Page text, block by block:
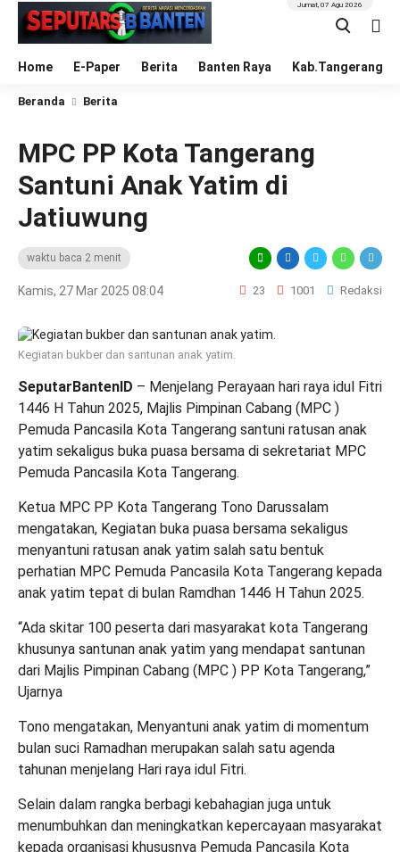
Home E-Paper Berita Banten Raya Kab.Tangerang
Jumat, 07 Agu 2026
Beranda Berita
MPC PP Kota Tangerang
Santuni Anak Yatim di
Jatiuwung
waktu baca 2 menit
Kamis, 27 Mar 2025 08:04 23 1001 Redaksi
Kegiatan bukber dan santunan anak yatim.
SeputarBantenID – Menjelang Perayaan hari raya idul Fitri
1446 H Tahun 2025, Majlis Pimpinan Cabang (MPC )
Pemuda Pancasila Kota Tangerang santuni ratusan anak
yatim sekaligus buka puasa bersama di sekretariat MPC
Pemuda Pancasila Kota Tangerang.
Ketua MPC PP Kota Tangerang Tono Darussalam
mengatakan, Kegiatan buka puasa bersama sekaligus
menyantuni ratusan anak yatim salah satu bentuk
perhatian MPC Pemuda Pancasila Kota Tangerang kepada
anak yatim tepat di bulan Ramdhan 1446 H Tahun 2025.
“Ada skitar 100 peserta dari masyarakat kota Tangerang
khusunya santunan anak yatim yang mendapat santunan
dari Majlis Pimpinan Cabang (MPC ) PP Kota Tangerang,”
Ujarnya
Tono mengatakan, Menyantuni anak yatim di momentum
bulan suci Ramadhan merupakan salah satu agenda
tahunan menjelang Hari raya idul Fitri.
Selain dalam rangka berbagi kebahagian juga untuk
menumbuhkan dan meningkatkan kepercayaan masyarakat
kepada organisasi khususnya Pemuda Pancasila Kota